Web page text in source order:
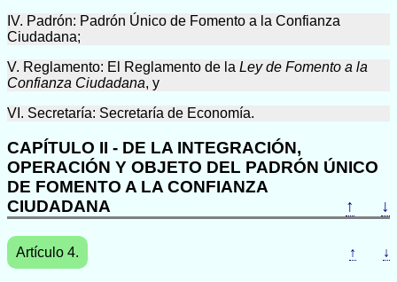
IV. Padrón: Padrón Único de Fomento a la Confianza
Ciudadana;
V. Reglamento: El Reglamento de la Ley de Fomento a la
Confianza Ciudadana, y
VI. Secretaría: Secretaría de Economía.
CAPÍTULO II - DE LA INTEGRACIÓN,
OPERACIÓN Y OBJETO DEL PADRÓN ÚNICO
DE FOMENTO A LA CONFIANZA
CIUDADANA
↑ ↓
Artículo 4. ↑ ↓